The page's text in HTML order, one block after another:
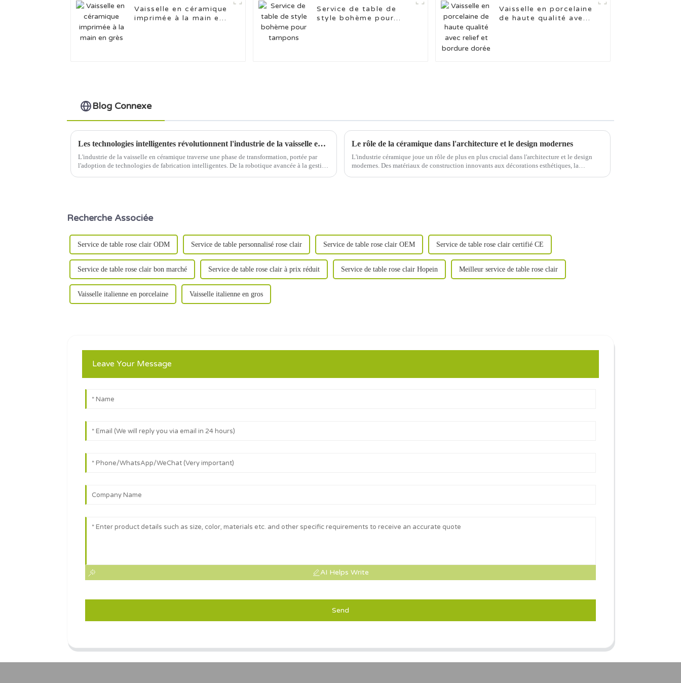
Vaisselle en céramique
imprimée à la main en
Service de table de
style bohème pour
Vaisselle en porcelaine
de haute qualité avec
Blog Connexe
Les technologies intelligentes révolutionnent l'industrie de la vaisselle en céramique
L'industrie de la vaisselle en céramique traverse une phase de transformation, portée par
l'adoption de technologies de fabrication intelligentes. De la robotique avancée à la gestion
Le rôle de la céramique dans l'architecture et le design modernes
L'industrie céramique joue un rôle de plus en plus crucial dans l'architecture et le design
modernes. Des matériaux de construction innovants aux décorations esthétiques, la
Recherche Associée
Service de table rose clair ODM Service de table personnalisé rose clair Service de table rose clair OEM Service de table rose clair certifié CE
Service de table rose clair bon marché Service de table rose clair à prix réduit Service de table rose clair Hopein Meilleur service de table rose clair
Vaisselle italienne en porcelaine Vaisselle italienne en gros
Leave Your Message
AI Helps Write
Send